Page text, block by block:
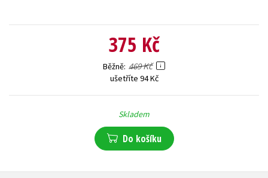
375 Kč
Běžně 469 Kč
ušetříte 94 Kč
Skladem
Do košíku